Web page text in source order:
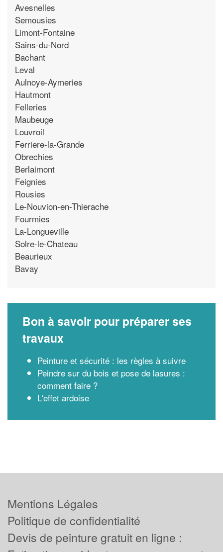
Avesnelles
Semousies
Limont-Fontaine
Sains-du-Nord
Bachant
Leval
Aulnoye-Aymeries
Hautmont
Felleries
Maubeuge
Louvroil
Ferriere-la-Grande
Obrechies
Berlaimont
Feignies
Rousies
Le-Nouvion-en-Thierache
Fourmies
La-Longueville
Solre-le-Chateau
Beaurieux
Bavay
Bon à savoir pour préparer ses
travaux
Peinture et sécurité : les règles à suivre
Peindre sur du bois et pose de lasures :
comment faire ?
L'effet ardoise
Mentions Légales
Politique de confidentialité
Devis de peinture gratuit en ligne :